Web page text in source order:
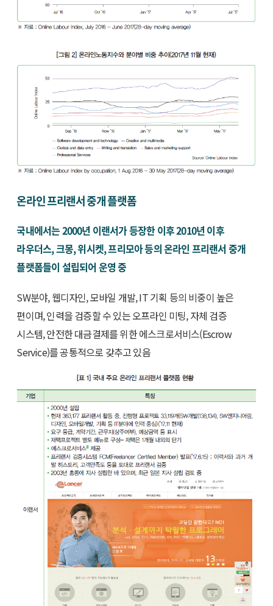
온라인 프리랜서 중개 플랫폼
국내에서는 2000년 이랜서가 등장한 이후 2010년 이후
라우더스, 크몽, 위시켓, 프리모아 등의 온라인 프리랜서 중개
플랫폼들이 설립되어 운영 중
SW분야, 웹디자인, 모바일 개발, IT 기획 등의 비중이 높은
편이며, 인력을 검증할 수 있는 오프라인 미팅, 자체 검증
시스템, 안전한 대금결제를 위한 에스크로서비스(Escrow
Service)를 공통적으로 갖추고 있음